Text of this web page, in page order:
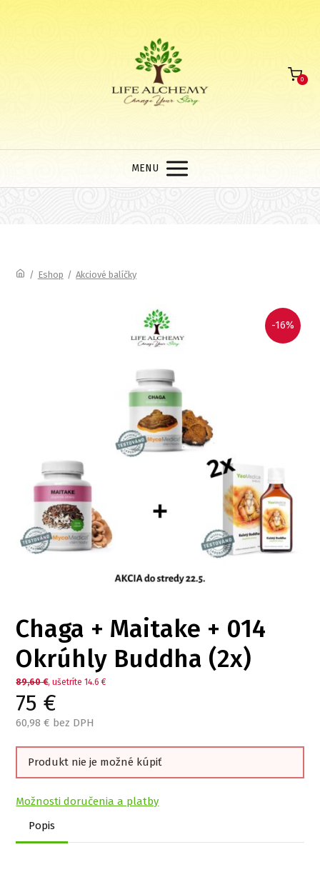
0
MENU
/ Eshop / Akciové balíčky
-16%
Chaga + Maitake + 014
Okrúhly Buddha (2x)
89,60€, ušetríte 14.6 €
75 €
60,98 € bez DPH
Produkt nie je možné kúpiť
Možnosti doručenia a platby
Popis